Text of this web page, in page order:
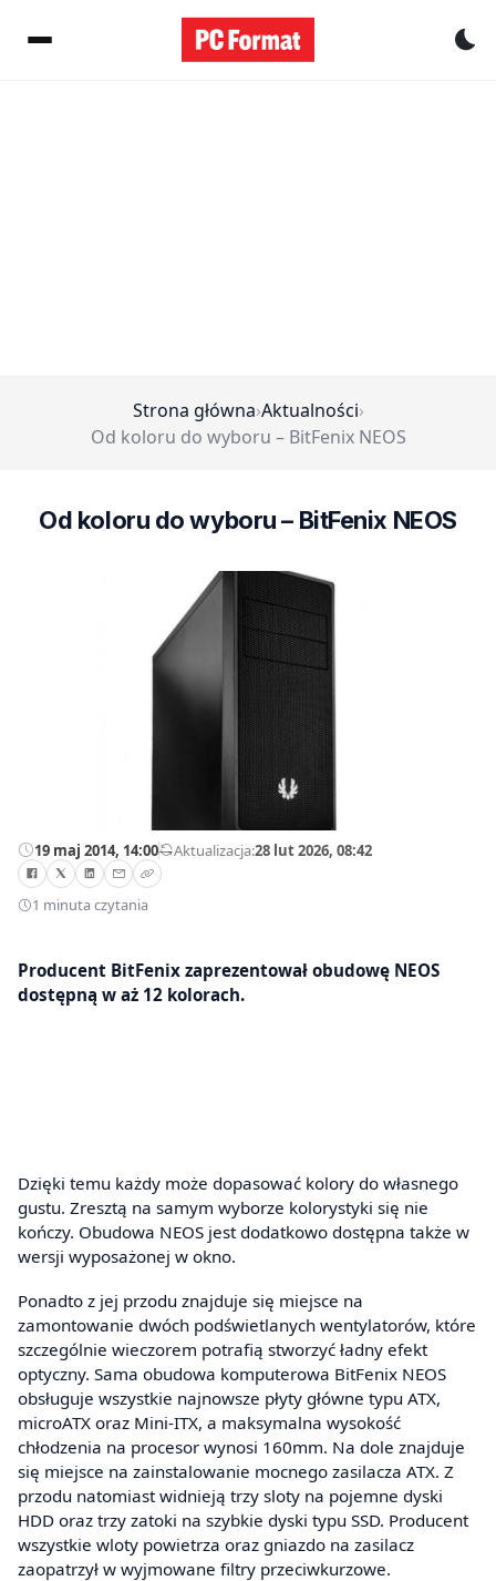
Strona główna›Aktualności›
Od koloru do wyboru – BitFenix NEOS
Od koloru do wyboru – BitFenix NEOS
19 maj 2014, 14:00—Aktualizacja:28 lut 2026, 08:42
1 minuta czytania
Producent BitFenix zaprezentował obudowę NEOS
dostępną w aż 12 kolorach.
Dzięki temu każdy może dopasować kolory do własnego
gustu. Zresztą na samym wyborze kolorystyki się nie
kończy. Obudowa NEOS jest dodatkowo dostępna także w
wersji wyposażonej w okno.
Ponadto z jej przodu znajduje się miejsce na
zamontowanie dwóch podświetlanych wentylatorów, które
szczególnie wieczorem potrafią stworzyć ładny efekt
optyczny. Sama obudowa komputerowa BitFenix NEOS
obsługuje wszystkie najnowsze płyty główne typu ATX,
microATX oraz Mini-ITX, a maksymalna wysokość
chłodzenia na procesor wynosi 160mm. Na dole znajduje
się miejsce na zainstalowanie mocnego zasilacza ATX. Z
przodu natomiast widnieją trzy sloty na pojemne dyski
HDD oraz trzy zatoki na szybkie dyski typu SSD. Producent
wszystkie wloty powietrza oraz gniazdo na zasilacz
zaopatrzył w wyjmowane filtry przeciwkurzowe.